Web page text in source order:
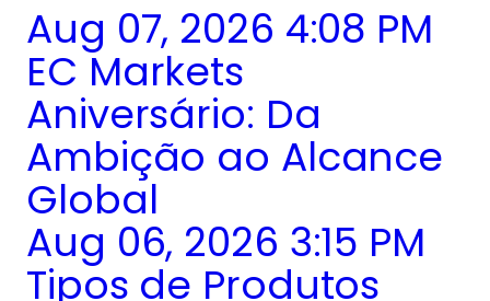
Aug 07, 2026 4:08 PM
EC Markets
Aniversário: Da
Ambição ao Alcance
Global
Aug 06, 2026 3:15 PM
Tipos de Produtos